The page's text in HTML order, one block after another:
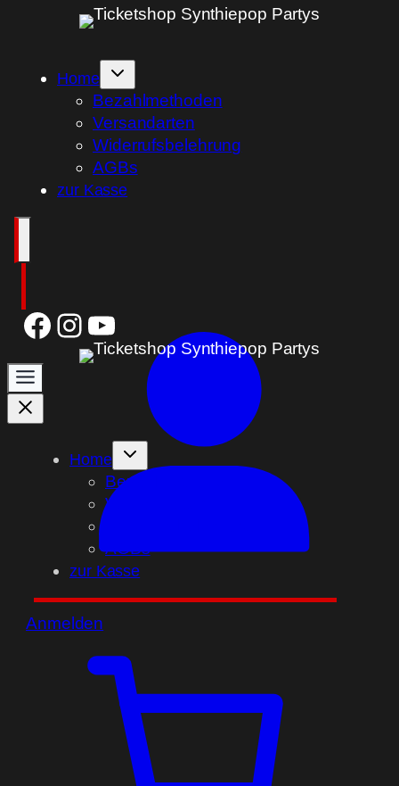
Home
Bezahlmethoden
Versandarten
Widerrufsbelehrung
AGBs
zur Kasse
Anmelden
Facebook
Instagram
YouTube
Home
Bezahlmethoden
Versandarten
AGBs
zur Kasse